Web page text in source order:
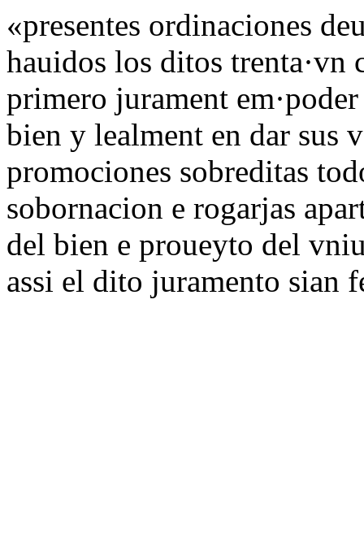
«presentes ordinaciones
hauidos los ditos trenta·vn
primero jurament
bien y lealment en dar sus
promociones sobreditas
sobornacion e rogarjas
del bien e proueyto del
assi el dito juramento sian